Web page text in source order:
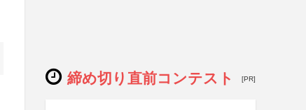
締め切り直前コンテスト [PR]